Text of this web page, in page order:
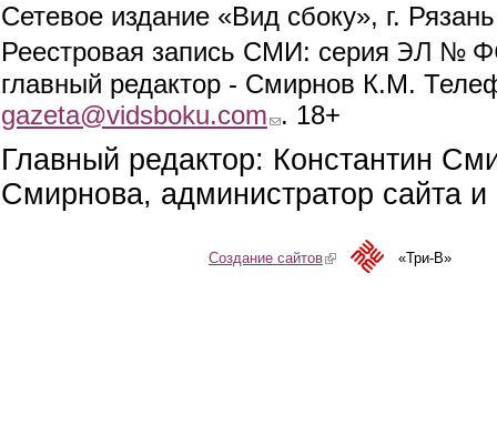
Сетевое издание «Вид сбоку», г.
Реестровая запись СМИ: серия ЭЛ №
главный редактор - Смирнов К.М.
gazeta@vidsboku.com (link sends e-mail)
. 18+
Главный редактор: Константин
Смирнова, администратор сайта
Создание сайтов(link is external)«Три-В»